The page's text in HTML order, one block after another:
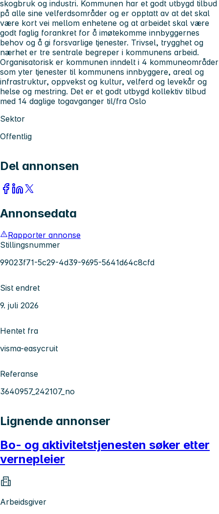
skogbruk og industri. Kommunen har et godt utbygd tilbud
på alle sine velferdsområder og er opptatt av at det skal
være kort vei mellom enhetene og at arbeidet skal være
godt faglig forankret for å imøtekomme innbyggernes
behov og å gi forsvarlige tjenester. Trivsel, trygghet og
nærhet er tre sentrale begreper i kommunens arbeid.
Organisatorisk er kommunen inndelt i 4 kommuneområder
som yter tjenester til kommunens innbyggere, areal og
infrastruktur, oppvekst og kultur, velferd og levekår og
helse og mestring. Det er et godt utbygd kollektiv tilbud
med 14 daglige togavganger til/fra Oslo
Sektor
Offentlig
Del annonsen
Annonsedata
Rapporter annonse
Stillingsnummer
99023f71-5c29-4d39-9695-5641d64c8cfd
Sist endret
9. juli 2026
Hentet fra
visma-easycruit
Referanse
3640957_242107_no
Lignende annonser
Bo- og aktivitetstjenesten søker etter
vernepleier
Arbeidsgiver